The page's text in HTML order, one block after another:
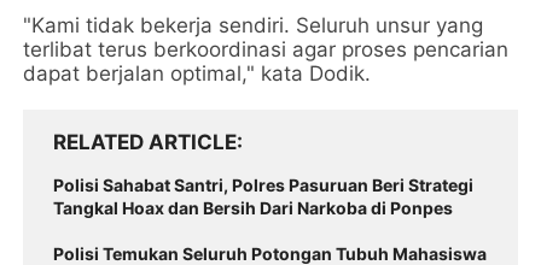
"Kami tidak bekerja sendiri. Seluruh unsur yang
terlibat terus berkoordinasi agar proses pencarian
dapat berjalan optimal," kata Dodik.
RELATED ARTICLE
Polisi Sahabat Santri, Polres Pasuruan Beri Strategi
Tangkal Hoax dan Bersih Dari Narkoba di Ponpes
Polisi Temukan Seluruh Potongan Tubuh Mahasiswa